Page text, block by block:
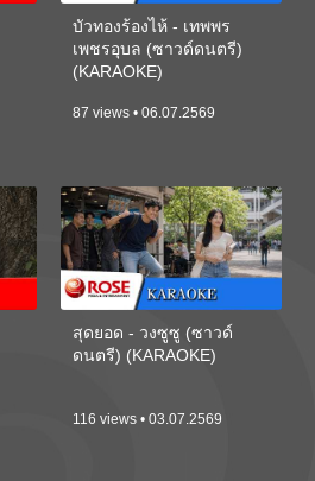
บัวทองร้องไห้ - เทพพร
เพชรอุบล (ซาวด์ดนตรี)
(KARAOKE)
87 views • 06.07.2569
สุดยอด - วงซูซู (ซาวด์
ดนตรี) (KARAOKE)
116 views • 03.07.2569